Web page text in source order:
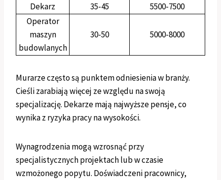
Dekarz
35-45
5500-7500
Operator
maszyn
budowlanych
30-50 5000-8000
Murarze często są punktem odniesienia w branży.
Cieśli zarabiają więcej ze względu na swoją
specjalizację. Dekarze mają najwyższe pensje, co
wynika z ryzyka pracy na wysokości.
Wynagrodzenia mogą wzrosnąć przy
specjalistycznych projektach lub w czasie
wzmożonego popytu. Doświadczeni pracownicy,